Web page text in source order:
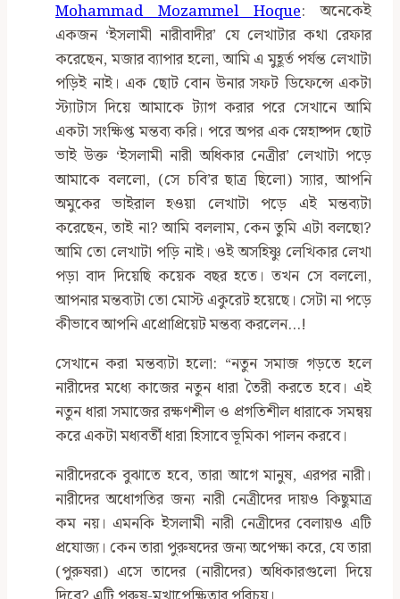
Mohammad Mozammel Hoque: অনেকেই
একজন ‘ইসলামী নারীবাদীর’ যে লেখাটার কথা রেফার
করেছেন, মজার ব্যাপার হলো, আমি এ মুহূর্ত পর্যন্ত লেখাটা
পড়িই নাই। এক ছোট বোন উনার সফট ডিফেন্সে একটা
স্ট্যাটাস দিয়ে আমাকে ট্যাগ করার পরে সেখানে আমি
একটা সংক্ষিপ্ত মন্তব্য করি। পরে অপর এক স্নেহাষ্পদ ছোট
ভাই উক্ত ‘ইসলামী নারী অধিকার নেত্রীর’ লেখাটা পড়ে
আমাকে বললো, (সে চবি’র ছাত্র ছিলো) স্যার, আপনি
অমুকের ভাইরাল হওয়া লেখাটা পড়ে এই মন্তব্যটা
করেছেন, তাই না? আমি বললাম, কেন তুমি এটা বলছো?
আমি তো লেখাটা পড়ি নাই। ওই অসহিষ্ণু লেখিকার লেখা
পড়া বাদ দিয়েছি কয়েক বছর হতে। তখন সে বললো,
আপনার মন্তব্যটা তো মোস্ট একুরেট হয়েছে। সেটা না পড়ে
কীভাবে আপনি এপ্রোপ্রিয়েট মন্তব্য করলেন…!
সেখানে করা মন্তব্যটা হলো: “নতুন সমাজ গড়তে হলে
নারীদের মধ্যে কাজের নতুন ধারা তৈরী করতে হবে। এই
নতুন ধারা সমাজের রক্ষণশীল ও প্রগতিশীল ধারাকে সমন্বয়
করে একটা মধ্যবর্তী ধারা হিসাবে ভূমিকা পালন করবে।
নারীদেরকে বুঝাতে হবে, তারা আগে মানুষ, এরপর নারী।
নারীদের অধোগতির জন্য নারী নেত্রীদের দায়ও কিছুমাত্র
কম নয়। এমনকি ইসলামী নারী নেত্রীদের বেলায়ও এটি
প্রযোজ্য। কেন তারা পুরুষদের জন্য অপেক্ষা করে, যে তারা
(পুরুষরা) এসে তাদের (নারীদের) অধিকারগুলো দিয়ে